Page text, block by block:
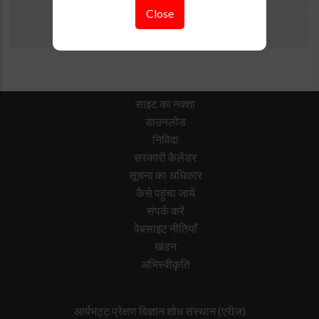
बैठकें/कार्यशाला
Close
साइट का नक्शा
डाउनलोड
निविदा
सरकारी कैलेंडर
सूचना का अधिकार
कैसे पहुंचा जाये
संपर्क करें
वेबसाइट नीतियाँ
खंडन
अभिस्वीकृति
आर्यभट्ट प्रेक्षण विज्ञान शोध संस्थान (एरीज)